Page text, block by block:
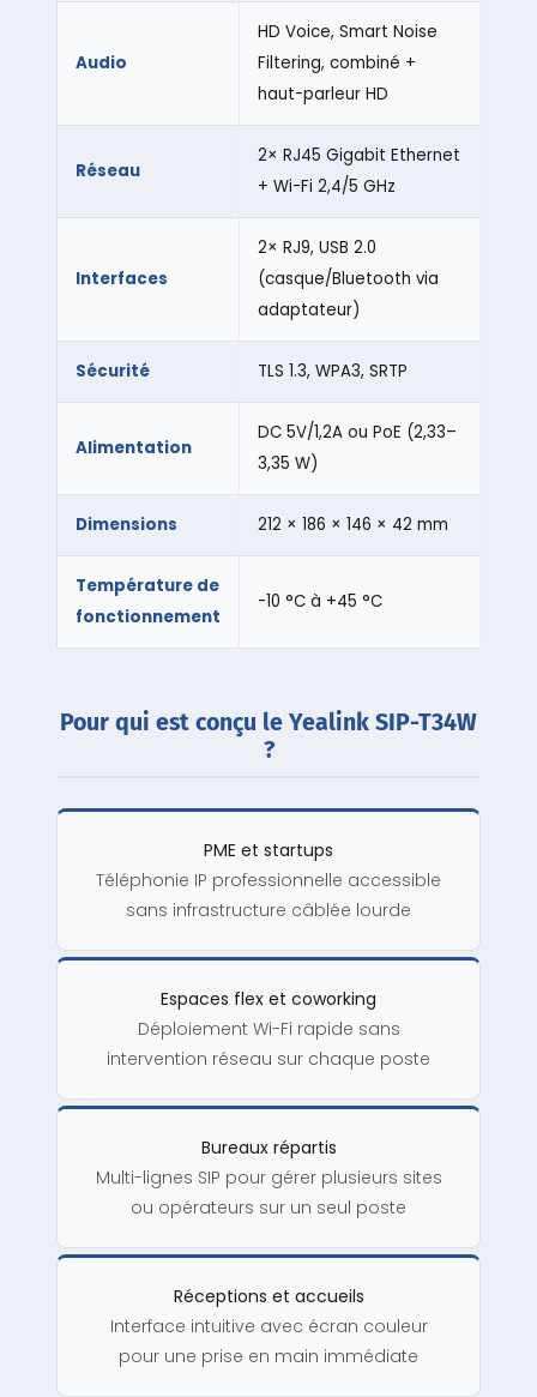
Audio
HD Voice, Smart Noise
Filtering, combiné +
haut-parleur HD
Réseau
2× RJ45 Gigabit Ethernet
+ Wi-Fi 2,4/5 GHz
Interfaces
2× RJ9, USB 2.0
(casque/Bluetooth via
adaptateur)
Sécurité TLS 1.3, WPA3, SRTP
Alimentation
DC 5V/1,2A ou PoE (2,33–
3,35 W)
Dimensions 212 × 186 × 146 × 42 mm
Température de
fonctionnement
-10 °C à +45 °C
Pour qui est conçu le Yealink SIP-T34W
?
PME et startups
Téléphonie IP professionnelle accessible
sans infrastructure câblée lourde
Espaces flex et coworking
Déploiement Wi-Fi rapide sans
intervention réseau sur chaque poste
Bureaux répartis
Multi-lignes SIP pour gérer plusieurs sites
ou opérateurs sur un seul poste
Réceptions et accueils
Interface intuitive avec écran couleur
pour une prise en main immédiate